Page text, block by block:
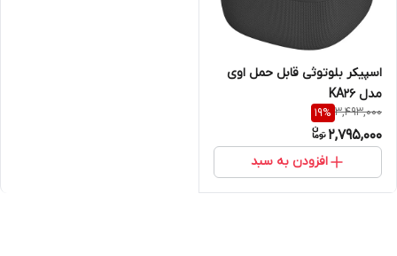
اسپیکر بلوتوثی قابل حمل اوی
مدل KA26
3,493,000
19%
2,795,000
افزودن به سبد